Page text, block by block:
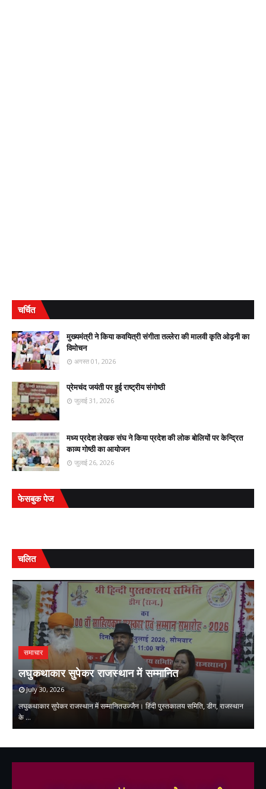
चर्चित
मुख्यमंत्री ने किया कवयित्री संगीता तल्लेरा की मालवी कृति ओढ़नी का
विमोचन
अगस्त 01, 2026
प्रेमचंद जयंती पर हुई राष्ट्रीय संगोष्ठी
जुलाई 31, 2026
मध्य प्रदेश लेखक संघ ने किया प्रदेश की लोक बोलियों पर केन्द्रित
काव्य गोष्ठी का आयोजन
जुलाई 26, 2026
फेसबुक पेज
चलित
समाचार
लघुकथाकार सुपेकर राजस्थान में सम्मानित
July 30, 2026
लघुकथाकार सुपेकर राजस्थान में सम्मानितउज्जैन। हिंदी पुस्तकालय समिति, डीग, राजस्थान
के …